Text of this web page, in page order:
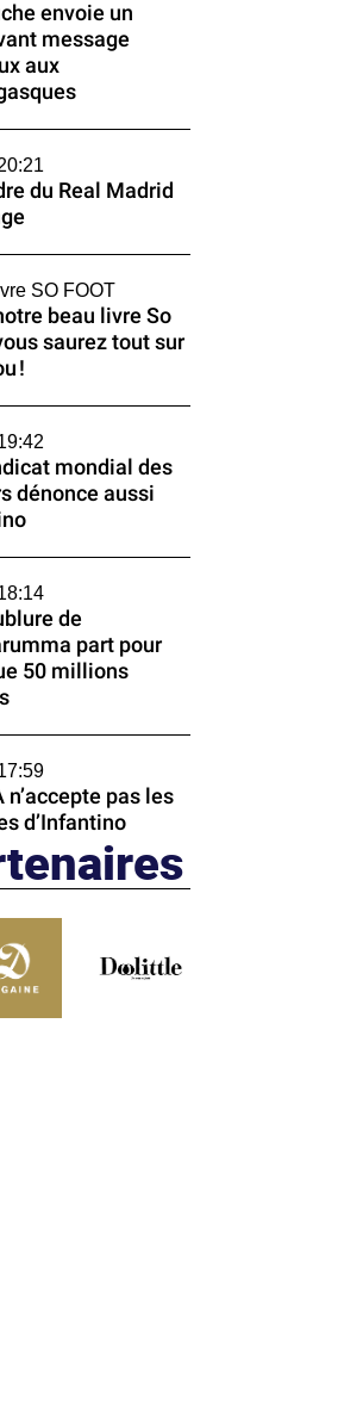
envoie un
message
aux
du Real Madrid
SO FOOT
beau livre So
saurez tout sur
!
mondial des
dénonce aussi
de
part pour
50 millions
n’accepte pas les
d’Infantino